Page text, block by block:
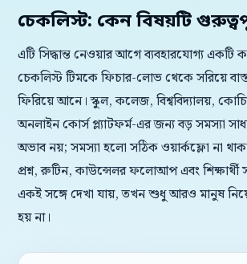
চেকলিস্ট: কেন বিষয়টি
এটি সিদ্ধান্ত নেওয়ার আগে ব্যবহারযোগ্য একটি
চেকলিস্ট টিমকে ফিচার-লোভ থেকে সরিয়ে
ফিরিয়ে আনে। স্কুল, কলেজ, বিশ্ববিদ্যালয়,
অনলাইন কোর্স প্ল্যাটফর্ম-এর জন্য বড় সমস্যা
অভাব নয়; সমস্যা হলো সঠিক ওয়ার্কফ্লো না
প্রশ্ন, রুটিন, কাউন্সেলর ফলোআপ এবং শিক্ষার্থী
একই সঙ্গে দেখা যায়, তখন শুধু আরও মানুষ
হয় না।